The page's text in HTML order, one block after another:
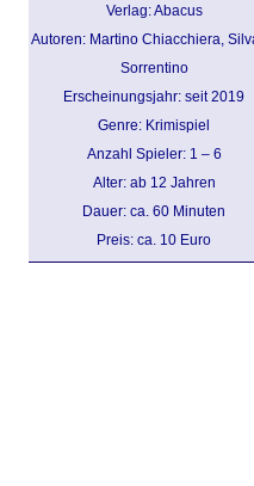
Verlag: Abacus
Autoren: Martino Chiacchiera,
Sorrentino
Erscheinungsjahr: seit 2019
Genre: Krimispiel
Anzahl Spieler: 1 – 6
Alter: ab 12 Jahren
Dauer: ca. 60 Minuten
Preis: ca. 10 Euro